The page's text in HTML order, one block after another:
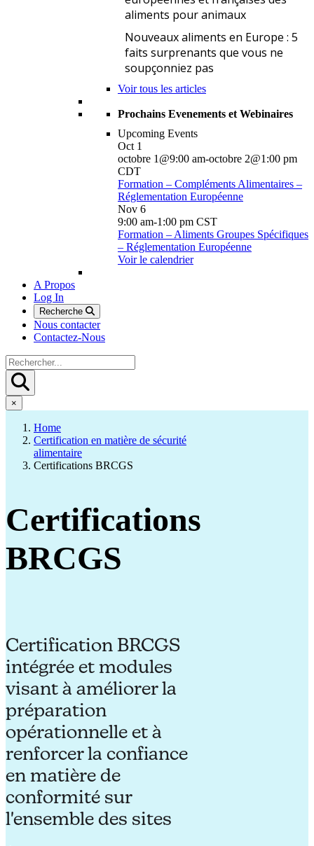
aliments pour animaux
Nouveaux aliments en Europe : 5
faits surprenants que vous ne
soupçonniez pas
Voir tous les articles
Prochains Evenements et Webinaires
Upcoming Events
Oct 1
octobre 1@9:00 am-octobre 2@1:00 pm
CDT
Formation – Compléments Alimentaires –
Réglementation Européenne
Nov 6
9:00 am-1:00 pm CST
Formation – Aliments Groupes Spécifiques
– Réglementation Européenne
Voir le calendrier
A Propos
Log In
Recherche
Nous contacter
Contactez-Nous
×
Home
Certification en matière de sécurité
alimentaire
Certifications BRCGS
Certifications
BRCGS
Certification BRCGS
intégrée et modules
visant à améliorer la
préparation
opérationnelle et à
renforcer la confiance
en matière de
conformité sur
l'ensemble des sites